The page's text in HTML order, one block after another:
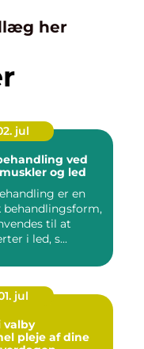
her
jul
ved
og led
er en
behandlingsform,
til at
i led, s...
jul
valby
pleje af dine